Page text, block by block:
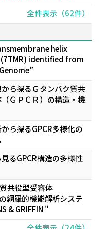
全件表示（62件）
helix
identified from
ら探るＧタンパク質共
ＧＰＣＲ）の構造・機
ら探るGPCR多様化の
るGPCR構造の多様性
共役型受容体
の網羅的機能解析システ
& GRIFFIN "